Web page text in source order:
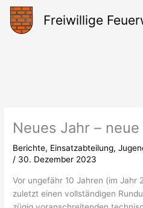
Zum
Inhalt
springen
Freiwillige
Neues Jahr –
Berichte, Einsatzabteilung,
/ 30. Dezember 2023
Vor ungefähr 10 Jahren (im Jahr
zuletzt einen vollständigen